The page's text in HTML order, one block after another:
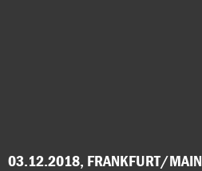
03.12.2018, FRANKFURT/MAIN